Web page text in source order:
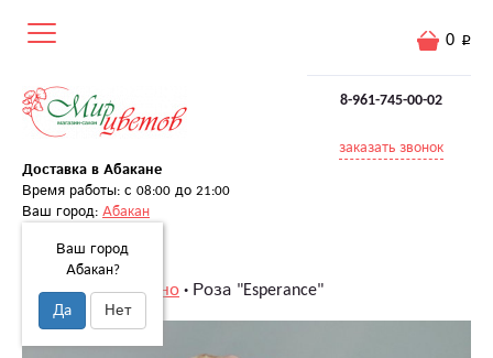
8-961-745-00-02
заказать звонок
Доставка в Абакане
Время работы: с 08:00 до 21:00
Ваш город: Абакан
Ваш город
Абакан?
Да Нет
0
Главная Поштучно Роза "Esperance"